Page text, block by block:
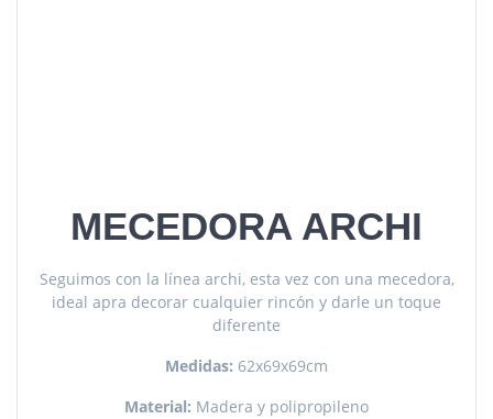
MECEDORA ARCHI
Seguimos con la línea archi, esta vez con una mecedora,
ideal apra decorar cualquier rincón y darle un toque
diferente
Medidas: 62x69x69cm
Material: Madera y polipropileno